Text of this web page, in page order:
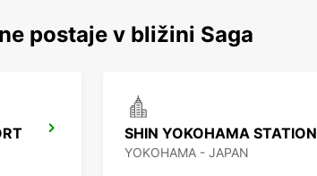
postaje v bližini Saga
SHIN YOKOHAMA STATION
YOKOHAMA - JAPAN